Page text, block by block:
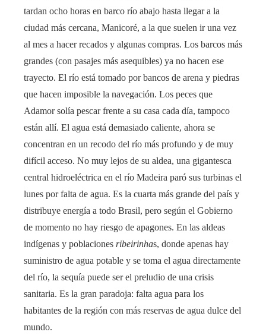
tardan ocho horas en barco río abajo hasta llegar a la
ciudad más cercana, Manicoré, a la que suelen ir una vez
al mes a hacer recados y algunas compras. Los barcos más
grandes (con pasajes más asequibles) ya no hacen ese
trayecto. El río está tomado por bancos de arena y piedras
que hacen imposible la navegación. Los peces que
Adamor solía pescar frente a su casa cada día, tampoco
están allí. El agua está demasiado caliente, ahora se
concentran en un recodo del río más profundo y de muy
difícil acceso. No muy lejos de su aldea, una gigantesca
central hidroeléctrica en el río Madeira paró sus turbinas el
lunes por falta de agua. Es la cuarta más grande del país y
distribuye energía a todo Brasil, pero según el Gobierno
de momento no hay riesgo de apagones. En las aldeas
indígenas y poblaciones ribeirinhas, donde apenas hay
suministro de agua potable y se toma el agua directamente
del río, la sequía puede ser el preludio de una crisis
sanitaria. Es la gran paradoja: falta agua para los
habitantes de la región con más reservas de agua dulce del
mundo.